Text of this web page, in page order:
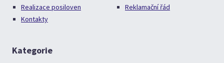
Realizace posiloven
Kontakty
Reklamační řád
Kategorie